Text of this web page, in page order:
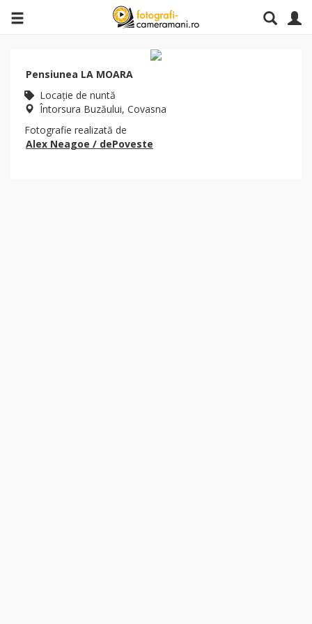
Pensiunea LA MOARA
Locaţie de nuntă
Întorsura Buzăului, Covasna
Fotografie realizată de
Alex Neagoe / dePoveste